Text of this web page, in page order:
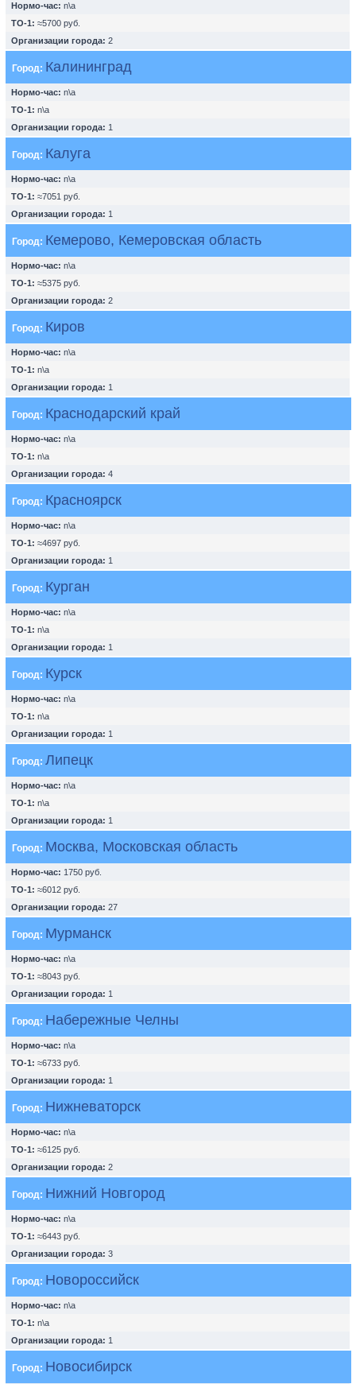
Нормо-час: n\a
ТО-1: ≈5700 руб.
Организации города: 2
Город: Калининград
Нормо-час: n\a
ТО-1: n\a
Организации города: 1
Город: Калуга
Нормо-час: n\a
ТО-1: ≈7051 руб.
Организации города: 1
Город: Кемерово, Кемеровская область
Нормо-час: n\a
ТО-1: ≈5375 руб.
Организации города: 2
Город: Киров
Нормо-час: n\a
ТО-1: n\a
Организации города: 1
Город: Краснодарский край
Нормо-час: n\a
ТО-1: n\a
Организации города: 4
Город: Красноярск
Нормо-час: n\a
ТО-1: ≈4697 руб.
Организации города: 1
Город: Курган
Нормо-час: n\a
ТО-1: n\a
Организации города: 1
Город: Курск
Нормо-час: n\a
ТО-1: n\a
Организации города: 1
Город: Липецк
Нормо-час: n\a
ТО-1: n\a
Организации города: 1
Город: Москва, Московская область
Нормо-час: 1750 руб.
ТО-1: ≈6012 руб.
Организации города: 27
Город: Мурманск
Нормо-час: n\a
ТО-1: ≈8043 руб.
Организации города: 1
Город: Набережные Челны
Нормо-час: n\a
ТО-1: ≈6733 руб.
Организации города: 1
Город: Нижневаторск
Нормо-час: n\a
ТО-1: ≈6125 руб.
Организации города: 2
Город: Нижний Новгород
Нормо-час: n\a
ТО-1: ≈6443 руб.
Организации города: 3
Город: Новороссийск
Нормо-час: n\a
ТО-1: n\a
Организации города: 1
Город: Новосибирск